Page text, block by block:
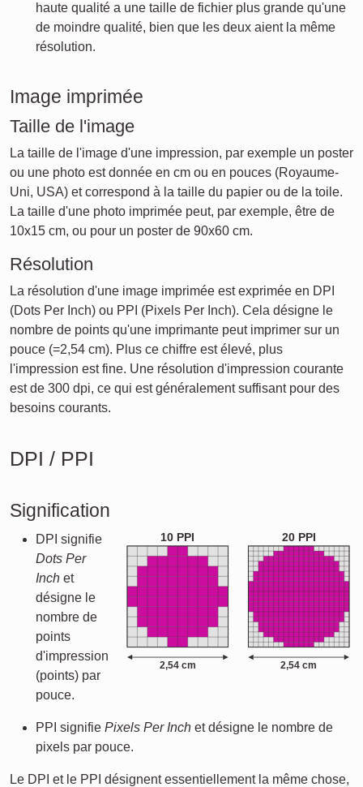
haute qualité a une taille de fichier plus grande qu'une
de moindre qualité, bien que les deux aient la même
résolution.
Image imprimée
Taille de l'image
La taille de l'image d'une impression, par exemple un poster
ou une photo est donnée en cm ou en pouces (Royaume-
Uni, USA) et correspond à la taille du papier ou de la toile.
La taille d'une photo imprimée peut, par exemple, être de
10x15 cm, ou pour un poster de 90x60 cm.
Résolution
La résolution d'une image imprimée est exprimée en DPI
(Dots Per Inch) ou PPI (Pixels Per Inch). Cela désigne le
nombre de points qu'une imprimante peut imprimer sur un
pouce (=2,54 cm). Plus ce chiffre est élevé, plus
l'impression est fine. Une résolution d'impression courante
est de 300 dpi, ce qui est généralement suffisant pour des
besoins courants.
DPI / PPI
Signification
10 PPI 20 PPI
2,54 cm 2,54 cm
DPI signifie
Dots Per
Inch et
désigne le
nombre de
points
d'impression
(points) par
pouce.
PPI signifie Pixels Per Inch et désigne le nombre de
pixels par pouce.
Le DPI et le PPI désignent essentiellement la même chose,